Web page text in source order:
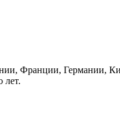
Франции, Германии,
лет.